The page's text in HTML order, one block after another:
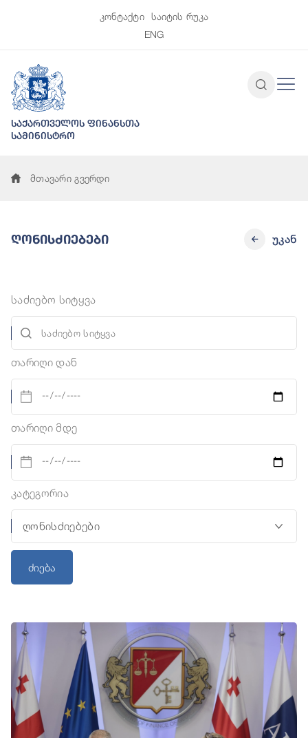
კონტაქტი
საიტის რუკა
ENG
საქართველოს ფინანსთა
სამინისტრო
მთავარი გვერდი
Ღონისძიებები უკან
საძიებო სიტყვა
თარიღი დან
თარიღი მდე
კატეგორია
ძიება